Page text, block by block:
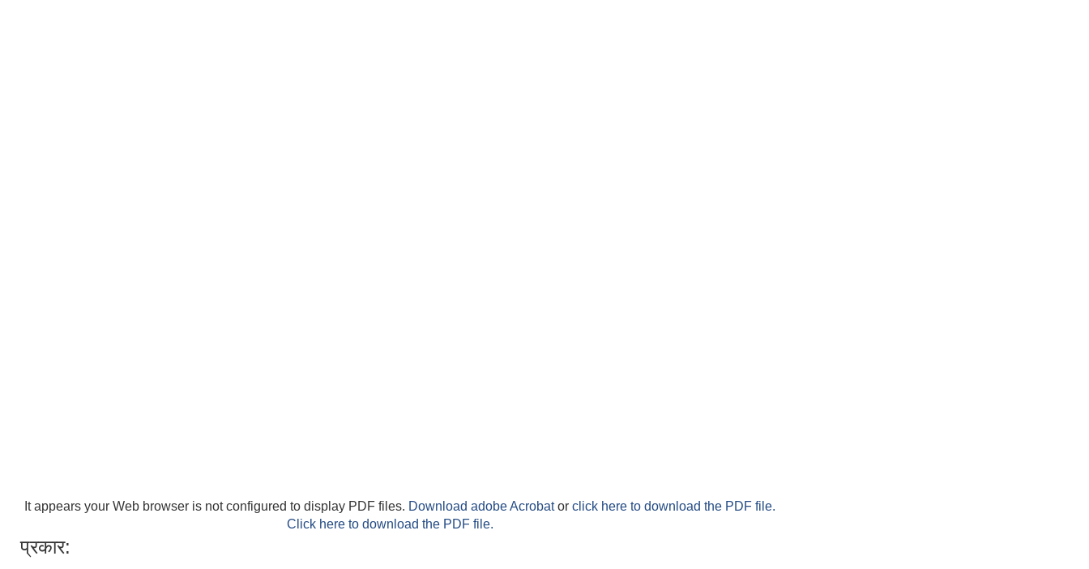
It appears your Web browser is not configured to display PDF files. Download adobe Acrobator click here to download the PDF file.
Click here to download the PDF file.
प्रकार: